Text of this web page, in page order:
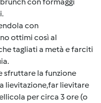
con
ottimi così al
tagliati a metà e farciti
sfruttare la funzione
lievitazione,far lievitare
per circa 3 ore (o